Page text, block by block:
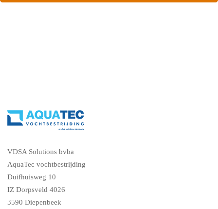
VDSA Solutions bvba
AquaTec vochtbestrijding
Duifhuisweg 10
IZ Dorpsveld 4026
3590 Diepenbeek